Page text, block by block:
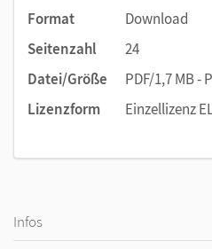
Format
Download
Seitenzahl
24
Datei/Größe
PDF/1,7 MB -
Lizenzform
Einzellizenz
Infos